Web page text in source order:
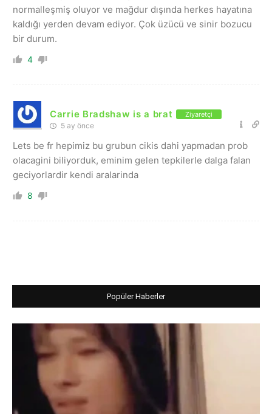
normalleşmiş oluyor ve mağdur dışında herkes hayatına
kaldığı yerden devam ediyor. Çok üzücü ve sinir bozucu
bir durum.
4
Carrie Bradshaw is a brat Ziyaretçi
5 ay önce
Lets be fr hepimiz bu grubun cikis dahi yapmadan prob
olacagini biliyorduk, eminim gelen tepkilerle dalga falan
geciyorlardir kendi aralarinda
8
Popüler Haberler